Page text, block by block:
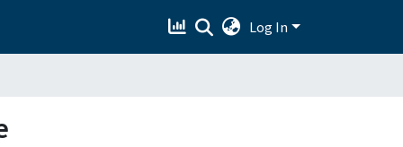
Log In